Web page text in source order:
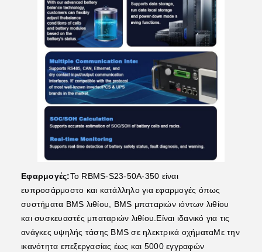
Εφαρμογές:Το RBMS-S23-50A-350 είναι
ευπροσάρμοστο και κατάλληλο για εφαρμογές όπως
συστήματα BMS λιθίου, BMS μπαταριών ιόντων λιθίου
και συσκευαστές μπαταριών λιθίου.Είναι ιδανικό για τις
ανάγκες υψηλής τάσης BMS σε ηλεκτρικά οχήματαΜε την
ικανότητα επεξεργασίας έως και 5000 εγγραφών